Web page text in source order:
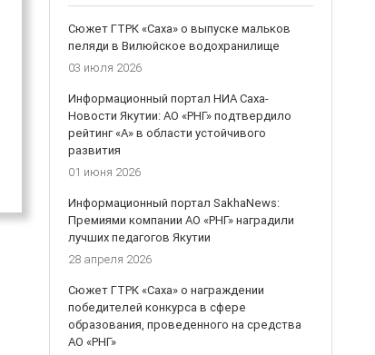
Сюжет ГТРК «Саха» о выпуске мальков
пеляди в Вилюйское водохранилище
03 июля 2026
Информационный портал НИА Саха-
Новости Якутии: АО «РНГ» подтвердило
рейтинг «А» в области устойчивого
развития
01 июня 2026
Информационный портал SakhaNews:
Премиями компании АО «РНГ» наградили
лучших педагогов Якутии
28 апреля 2026
Сюжет ГТРК «Саха» о награждении
победителей конкурса в сфере
образования, проведенного на средства
АО «РНГ»